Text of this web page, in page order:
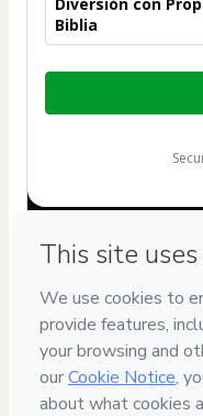
Biblia
Total
If you need to submit
provide the code
CKTID-T101030542N1-
Was your information
By clicking 'Buy Now' I